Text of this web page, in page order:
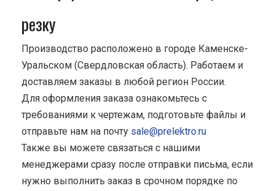
резку
Производство расположено в городе Каменске-
Уральском (Свердловская область). Работаем и
доставляем заказы в любой регион России.
Для оформления заказа ознакомьтесь с
требованиями к чертежам, подготовьте файлы и
отправьте нам на почту sale@prelektro.ru
Также вы можете связаться с нашими
менеджерами сразу после отправки письма, если
нужно выполнить заказ в срочном порядке по